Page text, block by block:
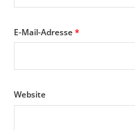
E-Mail-Adresse*
Website